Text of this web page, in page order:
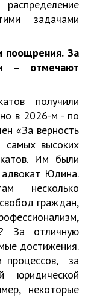
задачами
поощрения. За
– отмечают
получили
в 2026-м - по
«За верность
самых высоких
Им были
Юдина.
несколько
граждан,
За отличную
достижения.
процессов, за
юридической
некоторые